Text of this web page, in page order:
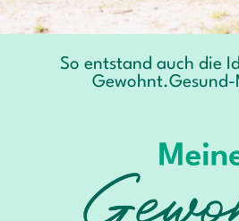
So entstand auch die
Gewohnt.Gesund-